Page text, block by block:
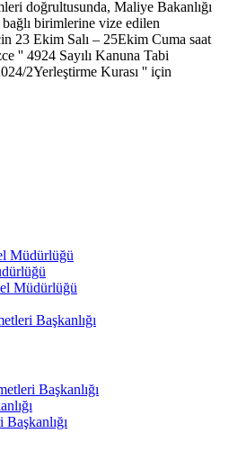
doğrultusunda, Maliye Bakanlığı
birimlerine vize edilen
23 Ekim Salı – 25Ekim Cuma saat
'' 4924 Sayılı Kanuna Tabi
2Yerleştirme Kurası '' için
Müdürlüğü
Müdürlüğü
Başkanlığı
Başkanlığı